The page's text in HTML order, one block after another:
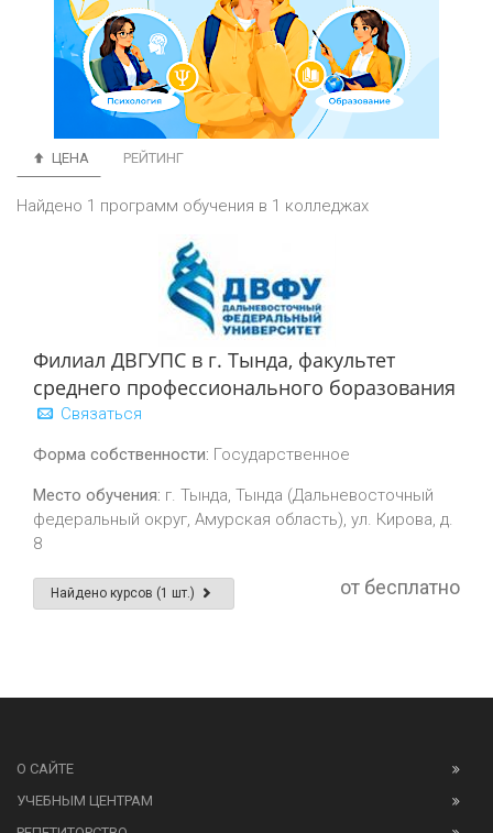
ЦЕНА РЕЙТИНГ
Найдено 1 программ обучения в 1 колледжах
Филиал ДВГУПС в г. Тында, факультет
среднего профессионального боразования
Связаться
Форма собственности: Государственное
Место обучения: г. Тында, Тында (Дальневосточный
федеральный округ, Амурская область), ул. Кирова, д.
8
Найдено курсов (1 шт.) от бесплатно
О САЙТЕ
УЧЕБНЫМ ЦЕНТРАМ